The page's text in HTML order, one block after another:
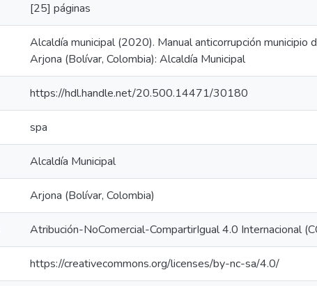
[25] páginas
Alcaldía municipal (2020). Manual anticorrupción
Arjona (Bolívar, Colombia): Alcaldía Municipal
https://hdl.handle.net/20.500.14471/30180
spa
Alcaldía Municipal
Arjona (Bolívar, Colombia)
Atribución-NoComercial-CompartirIgual 4.0 Internacional
https://creativecommons.org/licenses/by-nc-sa/4.0/